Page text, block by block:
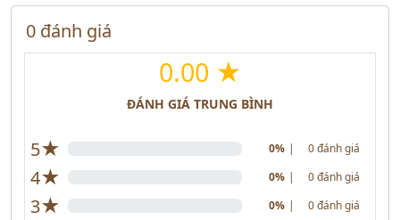
0 đánh giá
0.00 ★
ĐÁNH GIÁ TRUNG BÌNH
5★ 0% | 0 đánh giá
4★ 0% | 0 đánh giá
3★ 0% | 0 đánh giá